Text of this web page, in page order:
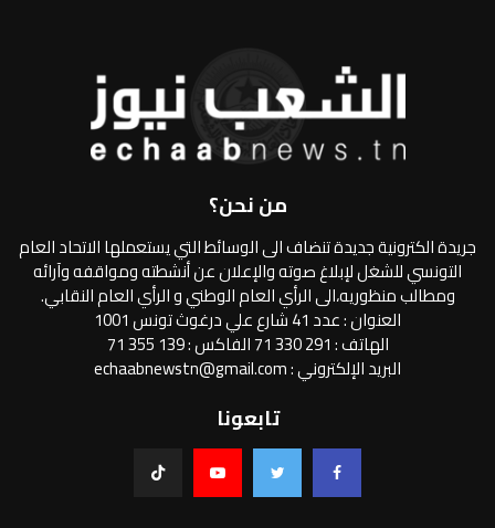
من نحن؟
جريدة الكترونية جديدة تنضاف الى الوسائط التي يستعملها الاتحاد العام
التونسي للشغل لإبلاغ صوته والإعلان عن أنشطته ومواقفه وآرائه
ومطالب منظوريه،الى الرأي العام الوطني و الرأي العام النقابي.
العنوان : عدد 41 شارع علي درغوث تونس 1001
الهاتف : 291 330 71 الفاكس : 139 355 71
البريد الإلكتروني : echaabnewstn@gmail.com
تابعونا